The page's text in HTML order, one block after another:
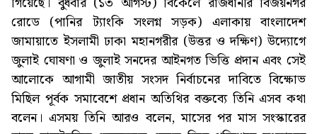
রোডে (পানির ট্যাংকি সংলগ্ন সড়ক) এলাকায় বাংলাদেশ
জামায়াতে ইসলামী ঢাকা মহানগরীর (উত্তর ও দক্ষিণ) উদ্যোগে
জুলাই ঘোষণা ও জুলাই সনদের আইনগত ভিত্তি প্রদান এবং সেই
আলোকে আগামী জাতীয় সংসদ নির্বাচনের দাবিতে বিক্ষোভ
মিছিল পূর্বক সমাবেশে প্রধান অতিথির বক্তব্যে তিনি এসব কথা
বলেন। এসময় তিনি আরও বলেন, মাসের পর মাস সংস্কারের